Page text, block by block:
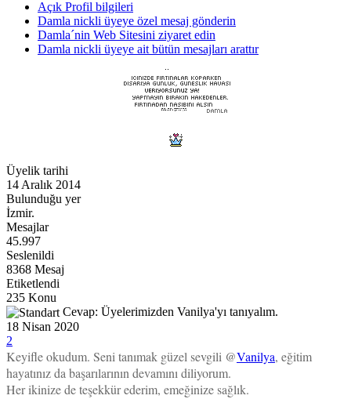
Açık Profil bilgileri
Damla nickli üyeye özel mesaj gönderin
Damla´nin Web Sitesini ziyaret edin
Damla nickli üyeye ait bütün mesajları arattır
Üyelik tarihi
14 Aralık 2014
Bulunduğu yer
İzmir.
Mesajlar
45.997
Seslenildi
8368 Mesaj
Etiketlendi
235 Konu
Cevap: Üyelerimizden Vanilya'yı tanıyalım.
18 Nisan 2020
2
Keyifle okudum. Seni tanımak güzel sevgili @Vanilya, eğitim
hayatınız da başarılarının devamını diliyorum.
Her ikinize de teşekkür ederim, emeğinize sağlık.